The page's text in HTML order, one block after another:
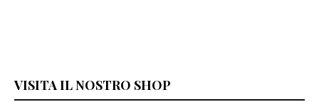
VISITA IL NOSTRO SHOP